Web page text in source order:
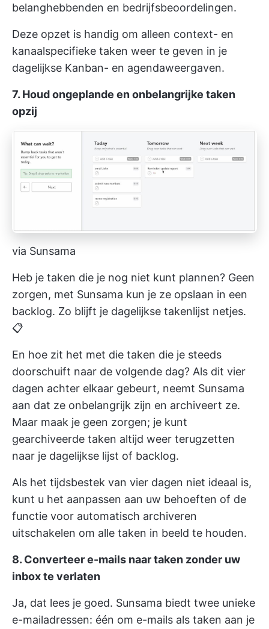
belanghebbenden en bedrijfsbeoordelingen.
Deze opzet is handig om alleen context- en
kanaalspecifieke taken weer te geven in je
dagelijkse Kanban- en agendaweergaven.
7. Houd ongeplande en onbelangrijke taken
opzij
via Sunsama
Heb je taken die je nog niet kunt plannen? Geen
zorgen, met Sunsama kun je ze opslaan in een
backlog. Zo blijft je dagelijkse takenlijst netjes.
📋
En hoe zit het met die taken die je steeds
doorschuift naar de volgende dag? Als dit vier
dagen achter elkaar gebeurt, neemt Sunsama
aan dat ze onbelangrijk zijn en archiveert ze.
Maar maak je geen zorgen; je kunt
gearchiveerde taken altijd weer terugzetten
naar je dagelijkse lijst of backlog.
Als het tijdsbestek van vier dagen niet ideaal is,
kunt u het aanpassen aan uw behoeften of de
functie voor automatisch archiveren
uitschakelen om alle taken in beeld te houden.
8. Converteer e-mails naar taken zonder uw
inbox te verlaten
Ja, dat lees je goed. Sunsama biedt twee unieke
e-mailadressen: één om e-mails als taken aan je